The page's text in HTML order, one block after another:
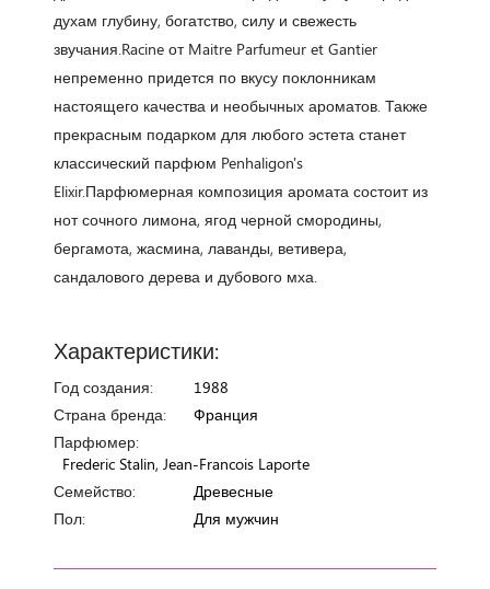
духам глубину, богатство, силу и свежесть
звучания.Racine от Maitre Parfumeur et Gantier
непременно придется по вкусу поклонникам
настоящего качества и необычных ароматов. Также
прекрасным подарком для любого эстета станет
классический парфюм Penhaligon's
Elixir.Парфюмерная композиция аромата состоит из
нот сочного лимона, ягод черной смородины,
бергамота, жасмина, лаванды, ветивера,
сандалового дерева и дубового мха.
Характеристики:
Год создания:
1988
Страна бренда:
Франция
Парфюмер:
Frederic Stalin, Jean-Francois Laporte
Семейство:
Древесные
Пол:
Для мужчин